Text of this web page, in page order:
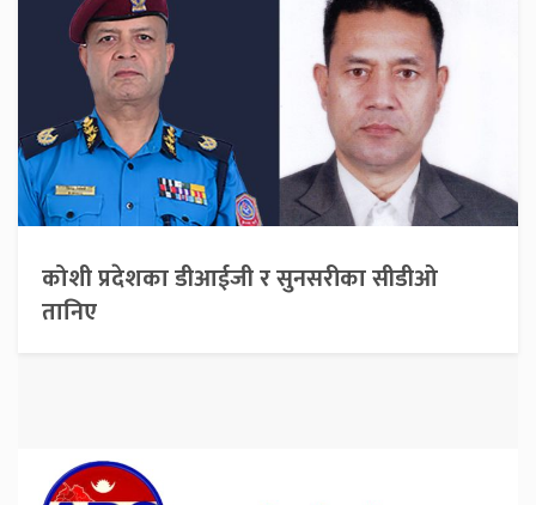
कोशी प्रदेशका डीआईजी र सुनसरीका सीडीओ
तानिए